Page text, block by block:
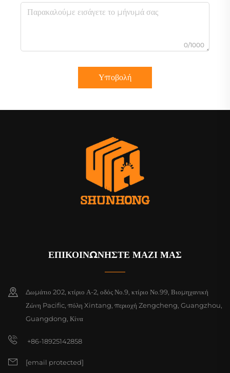
0/1000
Υποβολή
ΕΠΙΚΟΙΝΩΝΗΣΤΕ ΜΑΖΙ ΜΑΣ
Δωμάτιο 202, κτίριο Α-2, οδός Νο.9, κτίριο Νο.99, Βιομηχανική
Ζώνη Pacific, πόλη Xintang, περιοχή Zengcheng, Guangzhou,
Guangdong, Κίνα
+86-18925142858
[email protected]